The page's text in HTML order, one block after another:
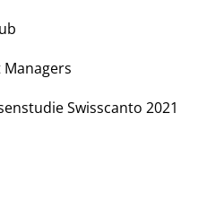
Managers
Swisscanto 2021